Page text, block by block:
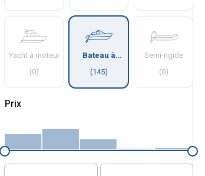
Yacht à moteur
(0)
Bateau à
(145)
Semi-rigide
(0)
Prix